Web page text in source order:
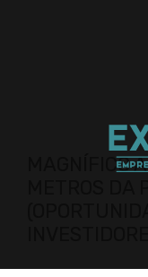
MAGNÍFICO
METROS DA